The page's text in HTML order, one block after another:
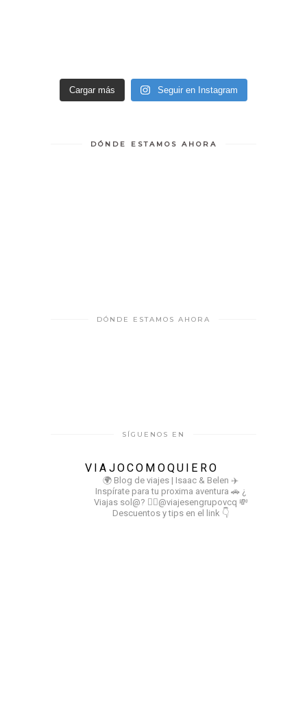
Cargar más Seguir en Instagram
DÓNDE ESTAMOS AHORA
DÓNDE ESTAMOS AHORA
SÍGUENOS EN
VIAJOCOMOQUIERO
🌍 Blog de viajes | Isaac & Belen ✈️
Inspírate para tu proxima aventura 🚗 ¿
Viajas sol@? 👉🏻@viajesengrupovcq 💸
Descuentos y tips en el link 👇